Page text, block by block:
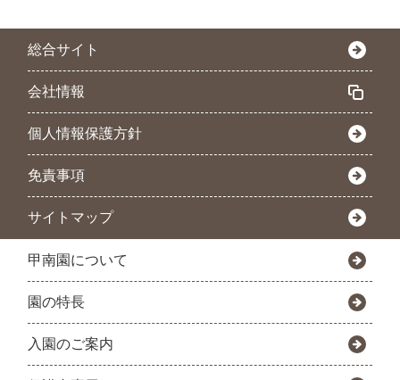
総合サイト
会社情報
個人情報保護方針
免責事項
サイトマップ
甲南園について
園の特長
入園のご案内